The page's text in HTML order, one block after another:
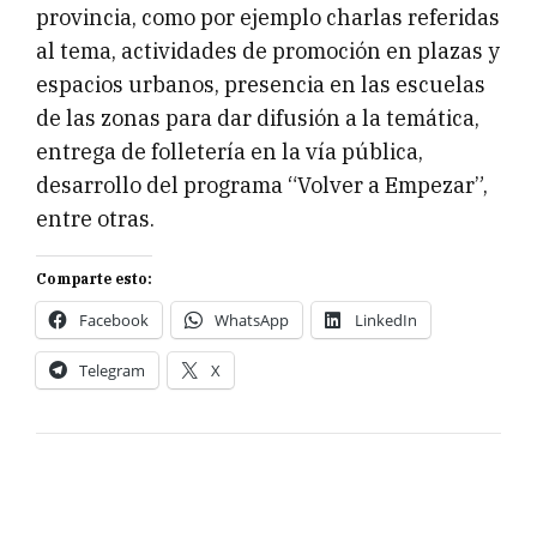
provincia, como por ejemplo charlas referidas
al tema, actividades de promoción en plazas y
espacios urbanos, presencia en las escuelas
de las zonas para dar difusión a la temática,
entrega de folletería en la vía pública,
desarrollo del programa “Volver a Empezar”,
entre otras.
Comparte esto:
Facebook WhatsApp LinkedIn
Telegram X